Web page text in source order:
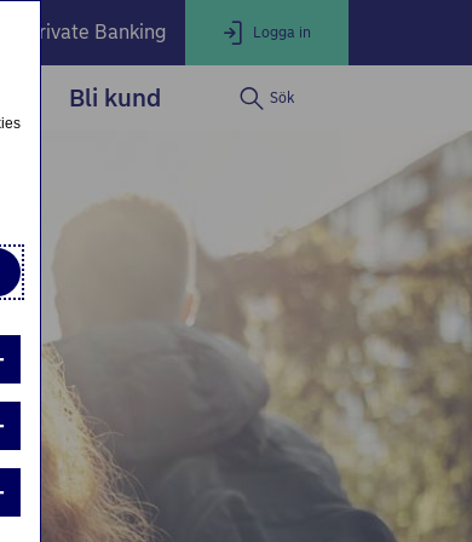
Private Banking Logga in
Logga in i nätbanken
företagskund
Nordea Business
Bli kund Sök